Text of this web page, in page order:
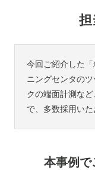
担
今回ご紹介した
ニングセンタの
クの端面計測な
で、多数採用いた
本事例で